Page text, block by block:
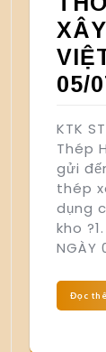
05/
KTK
Thép
gửi
thép
dụng
kho
NGÀY
Đọc